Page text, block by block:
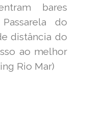
bares
do
distância do
ao melhor
Rio Mar)